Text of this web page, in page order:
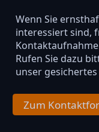
Wenn Sie
interessiert sind,
Rufen Sie dazu
unser
Zum